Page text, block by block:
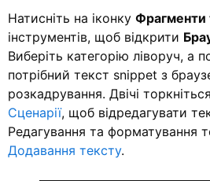
Натисніть на іконку Фрагменти
інструментів, щоб відкрити
Виберіть категорію ліворуч, а
потрібний текст snippet з
розкадрування. Двічі
Сценарії, щоб відредагувати
Редагування та форматування
Додавання тексту.